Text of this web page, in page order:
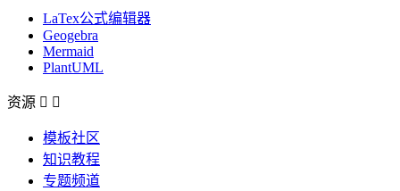
LaTex公式编辑器
Geogebra
Mermaid
PlantUML
资源  
模板社区
知识教程
专题频道